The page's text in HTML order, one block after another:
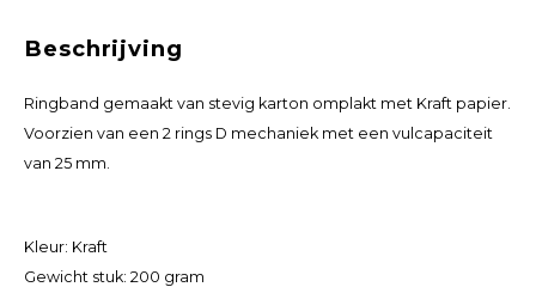
Beschrijving
Ringband gemaakt van stevig karton omplakt met Kraft papier.
Voorzien van een 2 rings D mechaniek met een vulcapaciteit
van 25 mm.
Kleur: Kraft
Gewicht stuk: 200 gram